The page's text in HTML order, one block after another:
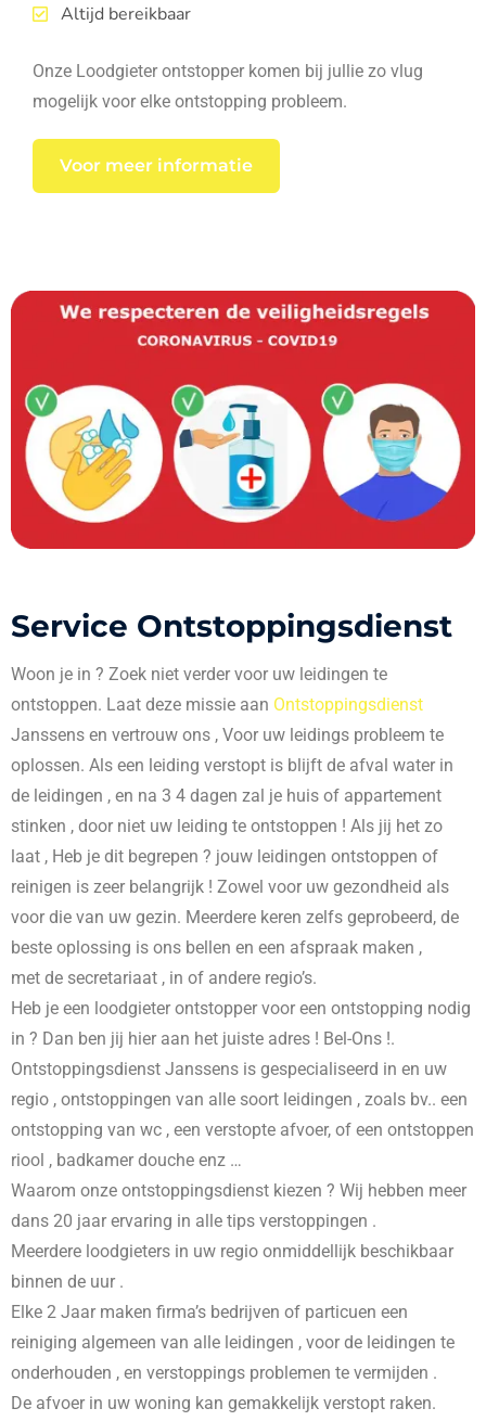
Altijd bereikbaar
Onze Loodgieter ontstopper komen bij jullie zo vlug
mogelijk voor elke ontstopping probleem.
Voor meer informatie
Service Ontstoppingsdienst
Woon je in ? Zoek niet verder voor uw leidingen te
ontstoppen. Laat deze missie aan Ontstoppingsdienst
Janssens en vertrouw ons , Voor uw leidings probleem te
oplossen. Als een leiding verstopt is blijft de afval water in
de leidingen , en na 3 4 dagen zal je huis of appartement
stinken , door niet uw leiding te ontstoppen ! Als jij het zo
laat , Heb je dit begrepen ? jouw leidingen ontstoppen of
reinigen is zeer belangrijk ! Zowel voor uw gezondheid als
voor die van uw gezin. Meerdere keren zelfs geprobeerd, de
beste oplossing is ons bellen en een afspraak maken ,
met de secretariaat , in of andere regio’s.
Heb je een loodgieter ontstopper voor een ontstopping nodig
in ? Dan ben jij hier aan het juiste adres ! Bel-Ons !.
Ontstoppingsdienst Janssens is gespecialiseerd in en uw
regio , ontstoppingen van alle soort leidingen , zoals bv.. een
ontstopping van wc , een verstopte afvoer, of een ontstoppen
riool , badkamer douche enz …
Waarom onze ontstoppingsdienst kiezen ? Wij hebben meer
dans 20 jaar ervaring in alle tips verstoppingen .
Meerdere loodgieters in uw regio onmiddellijk beschikbaar
binnen de uur .
Elke 2 Jaar maken firma’s bedrijven of particuen een
reiniging algemeen van alle leidingen , voor de leidingen te
onderhouden , en verstoppings problemen te vermijden .
De afvoer in uw woning kan gemakkelijk verstopt raken.